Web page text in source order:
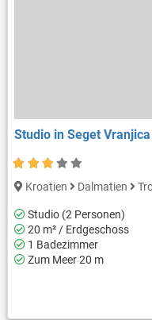
Studio in Seget
Kroatien Dalmatien
Studio (2 Personen)
20 m² / Erdgeschoss
1 Badezimmer
Zum Meer 20 m